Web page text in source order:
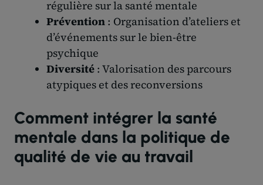
régulière sur la santé mentale
Prévention: Organisation d’ateliers et
d’événements sur le bien-être
psychique
Diversité: Valorisation des parcours
atypiques et des reconversions
Comment intégrer la santé
mentale dans la politique de
qualité de vie au travail